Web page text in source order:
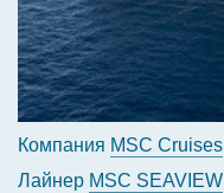
Компания MSC Cruises
Лайнер MSC SEAVIEW